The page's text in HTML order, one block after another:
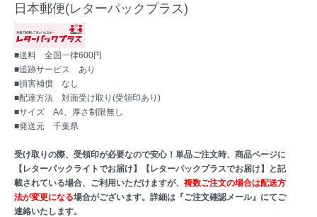
日本郵便(レターパックプラス)
■送料 全国一律600円
■追跡サービス あり
■損害補償 なし
■配達方法 対面受け取り(受領印あり)
■サイズ A4、厚さ制限無し
■発送元 千葉県
受け取りの際、受領印が必要なので安心！単品ご注文時、商品ページに
【レターパックライトでお届け】【レターパックプラスでお届け】と記
載されている場合、ご利用いただけますが、 複数ご注文の場合は配送方
法が変更になる場合がございます。詳細は『ご注文確認メール』にてご
連絡いたします。